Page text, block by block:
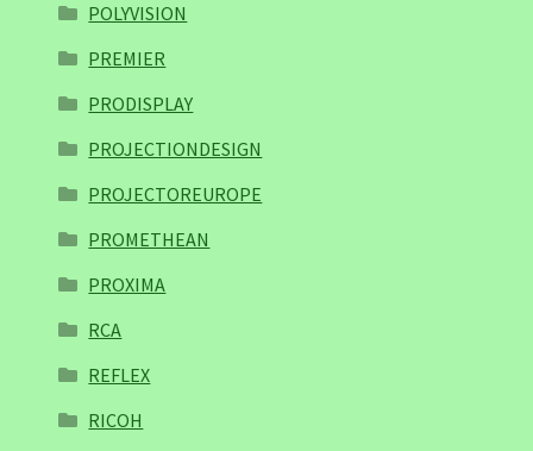
POLYVISION
PREMIER
PRODISPLAY
PROJECTIONDESIGN
PROJECTOREUROPE
PROMETHEAN
PROXIMA
RCA
REFLEX
RICOH